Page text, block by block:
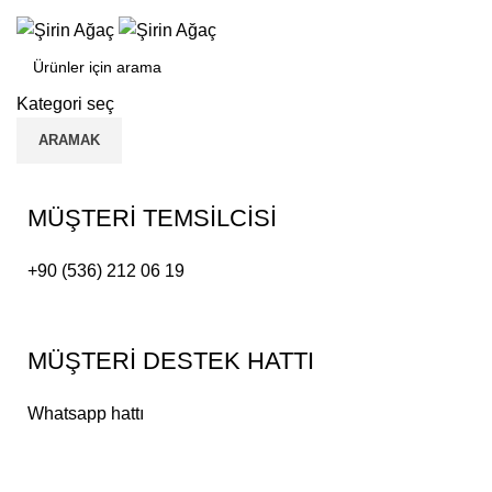
Kategori seç
ARAMAK
MÜŞTERİ TEMSİLCİSİ
+90 (536) 212 06 19
MÜŞTERİ DESTEK HATTI
Whatsapp hattı